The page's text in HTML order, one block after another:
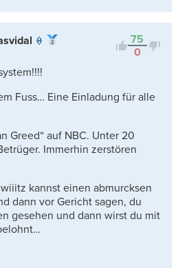
75
0
Fuss… Eine Einladung für alle
Greed“ auf NBC. Unter 20
Immerhin zerstören
kannst einen abmurcksen
dann vor Gericht sagen, du
gesehen und dann wirst du mit